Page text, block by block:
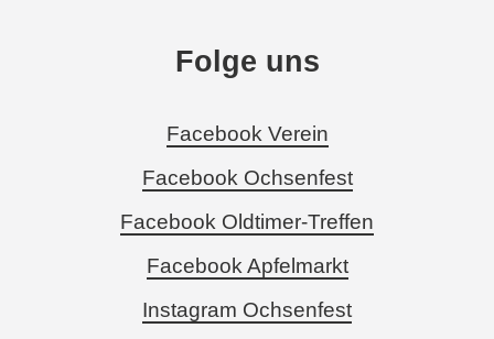
Folge uns
Facebook Verein
Facebook Ochsenfest
Facebook Oldtimer-Treffen
Facebook Apfelmarkt
Instagram Ochsenfest